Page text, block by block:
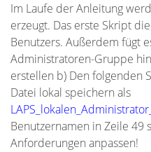
Im Laufe der Anleitung
erzeugt. Das erste Skript
Benutzers. Außerdem fügt
Administratoren-Gruppe
erstellen b) Den folgenden
Datei lokal speichern als
Benutzernamen in Zeile 49
Anforderungen anpassen!